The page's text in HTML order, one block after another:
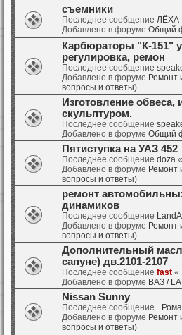
съемники
Последнее сообщение ЛЁХА
Добавлено в форуме Общий
Карбюраторы "К-151"
регулировка, ремон
Последнее сообщение
Добавлено в форуме Ремонт
вопросы и ответы)
Изготовление
скульптуром.
Последнее сообщение
Добавлено в форуме Общий
Пятиступка на УАЗ 452
Последнее сообщение doza «
Добавлено в форуме Ремонт
вопросы и ответы)
ремонт
динамиков
Последнее сообщение
Добавлено в форуме Ремонт
вопросы и ответы)
Дополнительный
сапуне) дв.2101-2107
Последнее сообщение fast «
Добавлено в форуме ВАЗ /
Nissan Sunny
Последнее сообщение
Добавлено в форуме Ремонт
вопросы и ответы)